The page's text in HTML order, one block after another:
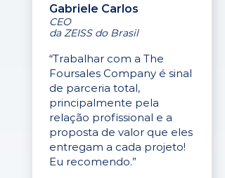
Gabriele Carlos
CEO
da ZEISS do Brasil
“Trabalhar com a The
Foursales Company é sinal
de parceria total,
principalmente pela
relação profissional e a
proposta de valor que eles
entregam a cada projeto!
Eu recomendo.”